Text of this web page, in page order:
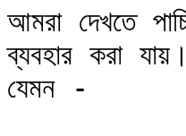
আমরা দেখতে
ব্যবহার করা
যেমন -